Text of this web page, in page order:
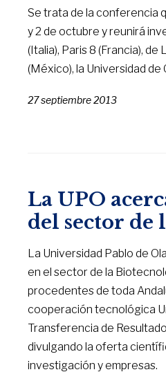
Se trata de la conferencia
y 2 de octubre y reunirá
(Italia), Paris 8 (Francia),
(México), la Universidad de
27 septiembre 2013
La UPO
del sector de
La Universidad Pablo de
en el sector de la
procedentes de toda
cooperación tecnológica
Transferencia de
divulgando la oferta
investigación y empresas.